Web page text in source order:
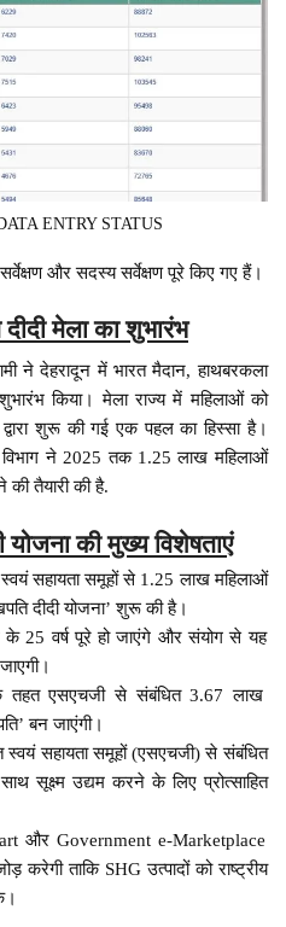
ENTRY STATUS
और सदस्य सर्वेक्षण पूरे किए गए हैं।
मेला का शुभारंभ
ने देहरादून में भारत मैदान, हाथबरकला
किया। मेला राज्य में महिलाओं को
शुरू की गई एक पहल का हिस्सा है।
विभाग ने 2025 तक 1.25 लाख महिलाओं
तैयारी की है.
की मुख्य विशेषताएं
सहायता समूहों से 1.25 लाख महिलाओं
दीदी योजना’ शुरू की है।
के 25 वर्ष पूरे हो जाएंगे और संयोग से यह
तहत एसएचजी से संबंधित 3.67 लाख
बन जाएंगी।
स्वयं सहायता समूहों (एसएचजी) से संबंधित
सूक्ष्म उद्यम करने के लिए प्रोत्साहित
और Government e-Marketplace
करेगी ताकि SHG उत्पादों को राष्ट्रीय